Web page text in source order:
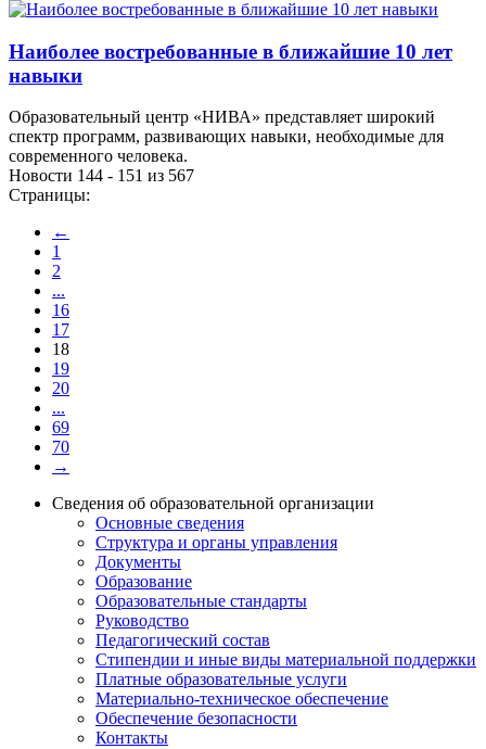
Наиболее востребованные в ближайшие 10 лет
навыки
Образовательный центр «НИВА» представляет широкий
спектр программ, развивающих навыки, необходимые для
современного человека.
Новости 144 - 151 из 567
Страницы:
←
1
2
...
16
17
18
19
20
...
69
70
→
Сведения об образовательной организации
Основные сведения
Структура и органы управления
Документы
Образование
Образовательные стандарты
Руководство
Педагогический состав
Стипендии и иные виды материальной поддержки
Платные образовательные услуги
Материально-техническое обеспечение
Обеспечение безопасности
Контакты